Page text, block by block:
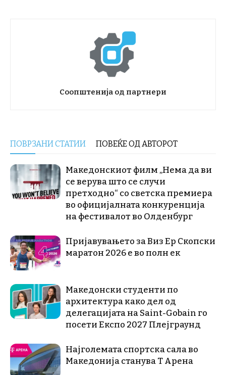
Соопштенија од партнери
ПОВРЗАНИ СТАТИИ ПОВЕЌЕ ОД АВТОРОТ
Македонскиот филм „Нема да ви
се верува што се случи
претходно“ со светска премиера
во официјалната конкуренција
на фестивалот во Олденбург
Пријавувањето за Виз Ер Скопски
маратон 2026 е во полн ек
Македонски студенти по
архитектура како дел од
делегацијата на Saint-Gobain го
посети Експо 2027 Плејграунд
Најголемата спортска сала во
Македонија станува Т Арена